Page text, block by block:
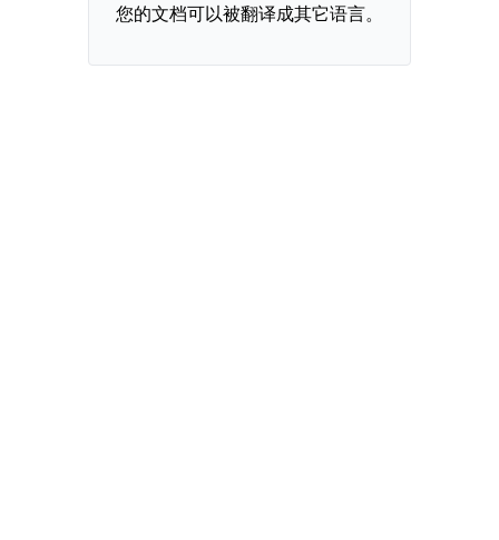
您的文档可以被翻译成其它语言。